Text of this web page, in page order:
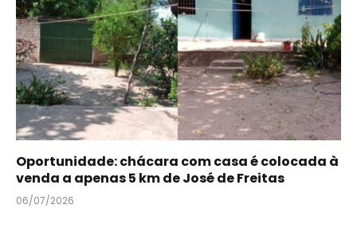
Oportunidade: chácara com casa é colocada à
venda a apenas 5 km de José de Freitas
06/07/2026